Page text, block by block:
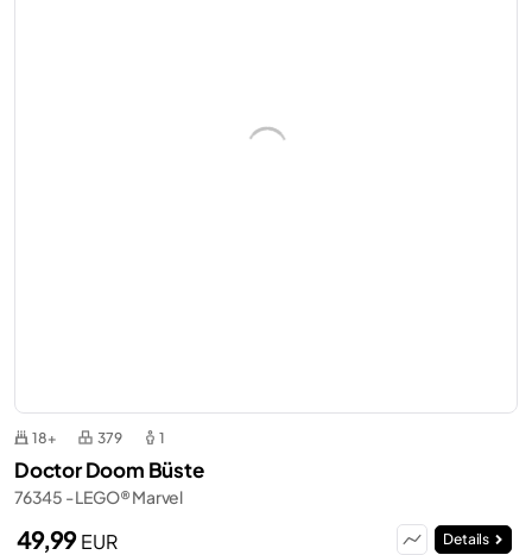
18+ 379 1
Doctor Doom Büste
76345 - LEGO® Marvel
49,99EUR Details